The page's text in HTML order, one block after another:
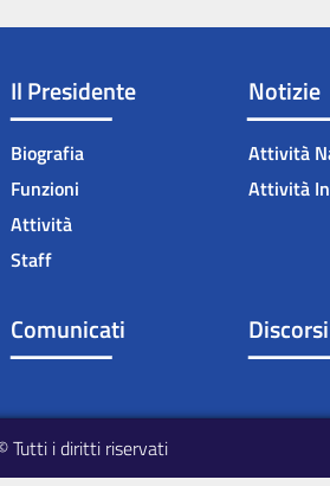
Il Presidente
Biografia
Funzioni
Attività
Staff
Notizie
Attività
Attività
Comunicati Discorsi
Tutti i diritti riservati